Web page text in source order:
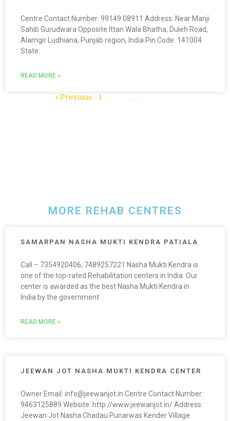
Centre Contact Number: 99149 08911 Address: Near Manji
Sahib Gurudwara Opposite Ittan Wala Bhatha, Duleh Road,
Alamgir Ludhiana, Punjab region, India Pin Code: 141004
State:
READ MORE »
« Previous 1 …
MORE REHAB CENTRES
SAMARPAN NASHA MUKTI KENDRA PATIALA
Call – 7354920406, 7489257221 Nasha Mukti Kendra is
one of the top-rated Rehabilitation centers in India. Our
center is awarded as the best Nasha Mukti Kendra in
India by the government
READ MORE »
JEEWAN JOT NASHA MUKTI KENDRA CENTER
Owner Email: info@jeewanjot.in Centre Contact Number:
9463125889 Website: http://www.jeewanjot.in/ Address:
Jeewan Jot Nasha Chadau Punarwas Kender Village